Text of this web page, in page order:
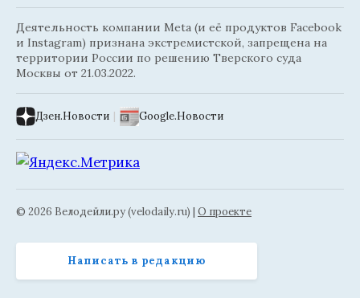
Деятельность компании Meta (и её продуктов Facebook
и Instagram) признана экстремистской, запрещена на
территории России по решению Тверского суда
Москвы от 21.03.2022.
Дзен.Новости | Google.Новости
© 2026 Велодейли.ру (velodaily.ru) | О проекте
Написать в редакцию